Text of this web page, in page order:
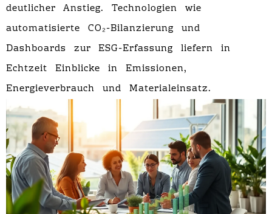
deutlicher Anstieg. Technologien wie
automatisierte CO₂-Bilanzierung und
Dashboards zur ESG-Erfassung liefern in
Echtzeit Einblicke in Emissionen,
Energieverbrauch und Materialeinsatz.